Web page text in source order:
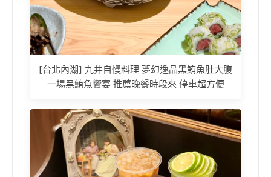
[台北內湖] 九井自慢料理 夢幻逸品黑鮪魚肚大腹
一場黑鮪魚饗宴 推薦晚餐時段來 停車超方便